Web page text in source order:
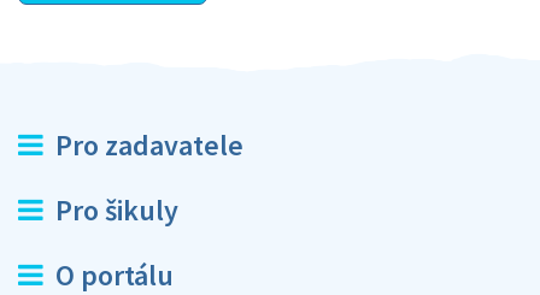
Pro zadavatele
Pro šikuly
O portálu